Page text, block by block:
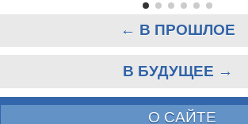
← В ПРОШЛОЕ
В БУДУЩЕЕ →
О САЙТЕ